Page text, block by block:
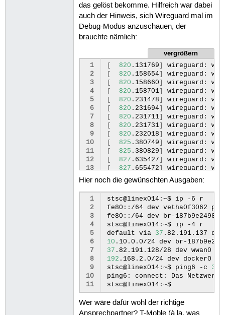
das gelöst bekomme. Hilfreich war dabei
auch der Hinweis, sich Wireguard mal im
Debug-Modus anzuschauen, der
brauchte nämlich:
vergrößern
1
2
3
4
5
6
7
8
9
10
11
12
13
14
16
17
18
19
20
21
22
23
24
25
26
27
820 .131769 wireguard:
820 .158654 wireguard:
820 .158660 wireguard:
820 .158701 wireguard:
820 .231478 wireguard:
820 .231694 wireguard:
820 .231711 wireguard:
820 .231731 wireguard:
820 .232018 wireguard:
825 .380749 wireguard:
825 .380829 wireguard:
827 .635427 wireguard:
[
827.655472] wireguard:
{{{#!code bash
stsc@linex014:~
nslookup
Server:
127.0.0.53
Address:
127 .0.0.53#53
Non-authoritative
answer:
Name:
Address:
2001
stsc@linex014:~ telnet
Trying
2001
telnet:
Unable to
Hier noch die gewünschten Ausgaben:
1
2
3
4
5
6
7
8
9
10
11
stsc@linex014:~$ ip -6
r
fe80::/64 dev vetha0f3062
fe80::/64 dev
br-187b9e24982c
stsc@linex014:~$
ip -4
r
default
via 37 .82.191.137
dev
10 .10.0.0/24 dev
br-
37 .82.191.128/28 dev wwan0
192 .168.2.0/24 dev docker0
stsc@linex014:~$
ping6 -c 3
ping6:
connect: Das Netzwerk
stsc@linex014:~$
Wer wäre dafür wohl der richtige